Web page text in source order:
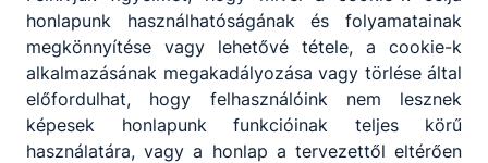
honlapunk használhatóságának és folyamatainak
megkönnyítése vagy lehetővé tétele, a cookie-k
alkalmazásának megakadályozása vagy törlése által
előfordulhat, hogy felhasználóink nem lesznek
képesek honlapunk funkcióinak teljes körű
használatára, vagy a honlap a tervezettől eltérően